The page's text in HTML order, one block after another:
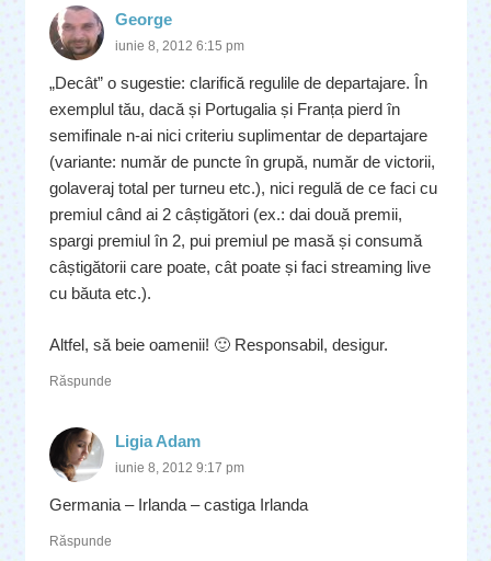
George
iunie 8, 2012 6:15 pm
„Decât” o sugestie: clarifică regulile de departajare. În
exemplul tău, dacă și Portugalia și Franța pierd în
semifinale n-ai nici criteriu suplimentar de departajare
(variante: număr de puncte în grupă, număr de victorii,
golaveraj total per turneu etc.), nici regulă de ce faci cu
premiul când ai 2 câștigători (ex.: dai două premii,
spargi premiul în 2, pui premiul pe masă și consumă
câștigătorii care poate, cât poate și faci streaming live
cu băuta etc.).
Altfel, să beie oamenii! 🙂 Responsabil, desigur.
Răspunde
Ligia Adam
iunie 8, 2012 9:17 pm
Germania – Irlanda – castiga Irlanda
Răspunde